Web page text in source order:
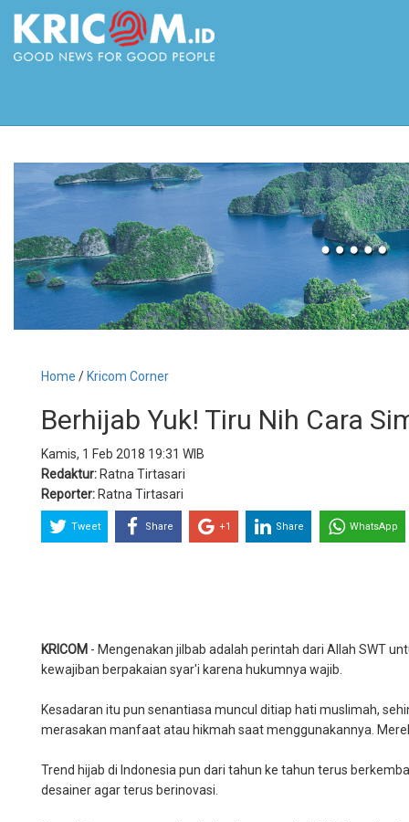
Home / Kricom Corner
Berhijab Yuk! Tiru Nih Cara
Kamis, 1 Feb 2018 19:31 WIB
Redaktur: Ratna Tirtasari
Reporter: Ratna Tirtasari
Tweet Share +1 Share WhatsApp
KRICOM - Mengenakan jilbab adalah perintah dari Allah SWT
kewajiban berpakaian syar'i karena hukumnya wajib.
Kesadaran itu pun senantiasa muncul ditiap hati muslimah,
merasakan manfaat atau hikmah saat menggunakannya.
Trend hijab di Indonesia pun dari tahun ke tahun terus
desainer agar terus berinovasi.